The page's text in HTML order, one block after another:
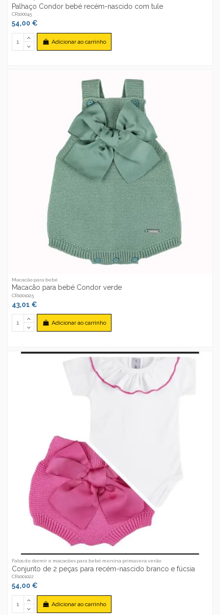
Palhaço Condor bebé recém-nascido com tule
CR100045
54,00 €
Adicionar ao carrinho
Macacão para bebé
Macacão para bebé Condor verde
CR1001025
43,01 €
Adicionar ao carrinho
Fatos de dormir e macacões para bebé menina primavera verão
Conjunto de 2 peças para recém-nascido branco e fúcsia
CR1001022
54,00 €
Adicionar ao carrinho